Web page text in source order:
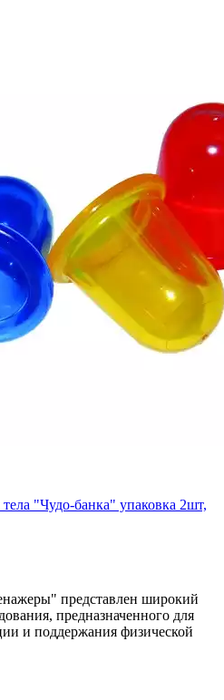
"Чудо-банка" упаковка 2шт,
представлен широкий
предназначенного для
и поддержания физической